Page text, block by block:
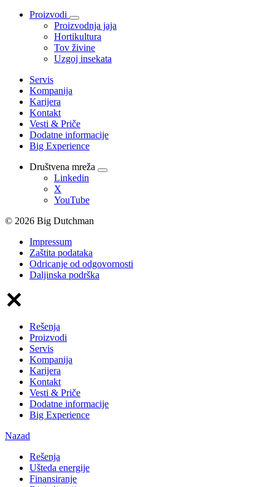
Proizvodi
Proizvodnja jaja
Hortikultura
Tov živine
Uzgoj insekata
Servis
Kompanija
Karijera
Kontakt
Vesti & Priče
Dodatne informacije
Big Experience
Društvena mreža
Linkedin
X
YouTube
© 2026 Big Dutchman
Impressum
Zaštita podataka
Odricanje od odgovornosti
Daljinska podrška
Rešenja
Proizvodi
Servis
Kompanija
Karijera
Kontakt
Vesti & Priče
Dodatne informacije
Big Experience
Nazad
Rešenja
Ušteda energije
Finansiranje